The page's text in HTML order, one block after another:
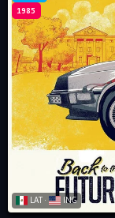
1985
LAT · ING